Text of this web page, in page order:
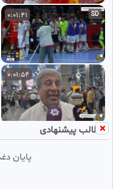
SD
0:01:41
0:01:54
مطالب پیشنهادی
پایان